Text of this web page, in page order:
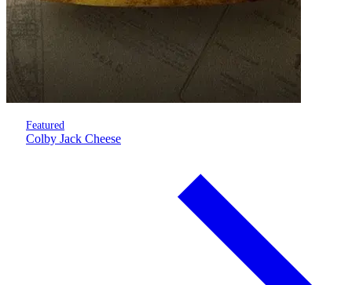
Featured
Colby Jack Cheese